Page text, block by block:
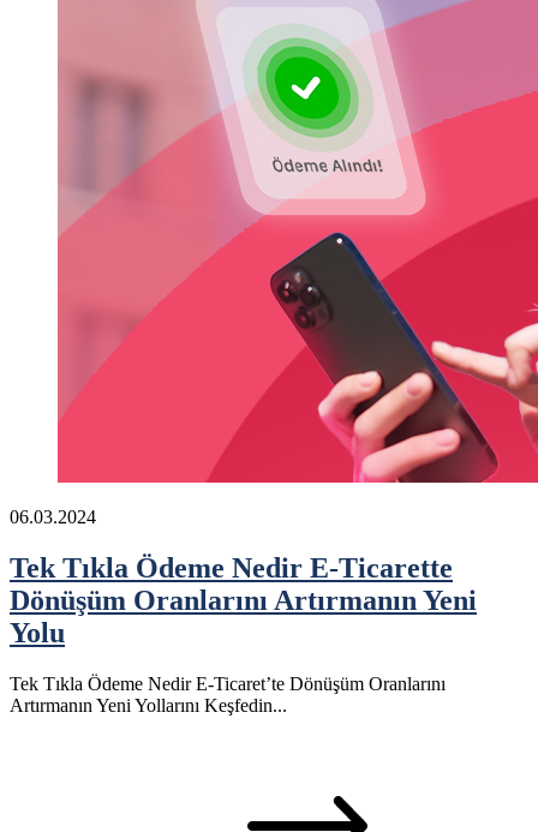
06.03.2024
Tek Tıkla Ödeme Nedir E-Ticarette
Dönüşüm Oranlarını Artırmanın Yeni
Yolu
Tek Tıkla Ödeme Nedir E-Ticaret’te Dönüşüm Oranlarını
Artırmanın Yeni Yollarını Keşfedin...